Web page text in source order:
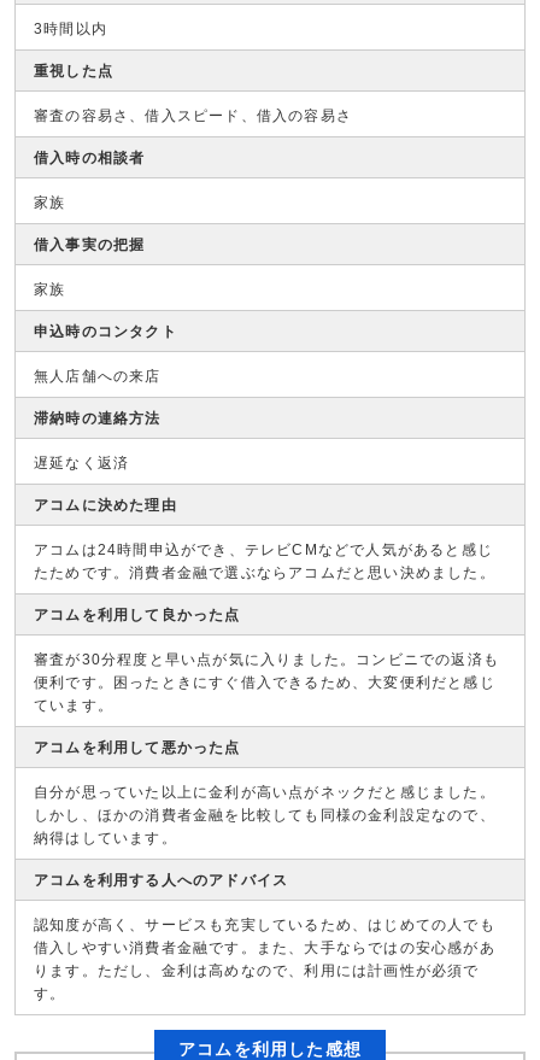
3時間以内
重視した点
審査の容易さ、借入スピード、借入の容易さ
借入時の相談者
家族
借入事実の把握
家族
申込時のコンタクト
無人店舗への来店
滞納時の連絡方法
遅延なく返済
アコムに決めた理由
アコムは24時間申込ができ、テレビCMなどで人気があると感じ
たためです。消費者金融で選ぶならアコムだと思い決めました。
アコムを利用して良かった点
審査が30分程度と早い点が気に入りました。コンビニでの返済も
便利です。困ったときにすぐ借入できるため、大変便利だと感じ
ています。
アコムを利用して悪かった点
自分が思っていた以上に金利が高い点がネックだと感じました。
しかし、ほかの消費者金融を比較しても同様の金利設定なので、
納得はしています。
アコムを利用する人へのアドバイス
認知度が高く、サービスも充実しているため、はじめての人でも
借入しやすい消費者金融です。また、大手ならではの安心感があ
ります。ただし、金利は高めなので、利用には計画性が必須で
す。
アコムを利用した感想